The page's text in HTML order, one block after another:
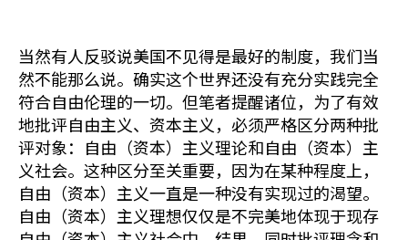
当然有人反驳说美国不见得是最好的制度，我们当
然不能那么说。确实这个世界还没有充分实践完全
符合自由伦理的一切。但笔者提醒诸位，为了有效
地批评自由主义、资本主义，必须严格区分两种批
评对象：自由（资本）主义理论和自由（资本）主
义社会。这种区分至关重要，因为在某种程度上，
自由（资本）主义一直是一种没有实现过的渴望。
自由（资本）主义理想仅仅是不完美地体现于现存